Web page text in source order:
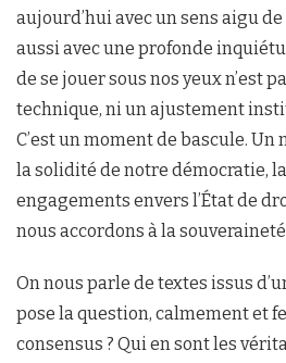
aujourd’hui avec un sens aigu
aussi avec une profonde
de se jouer sous nos yeux n’est
technique, ni un ajustement
C’est un moment de bascule. Un
la solidité de notre démocratie,
engagements envers l’État de
nous accordons à la
On nous parle de textes issus
pose la question, calmement et
consensus ? Qui en sont les